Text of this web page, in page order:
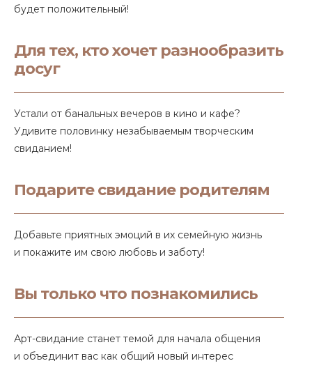
будет положительный!
Для тех, кто хочет разнообразить
досуг
Устали от банальных вечеров в кино и кафе?
Удивите половинку незабываемым творческим
свиданием!
Подарите свидание родителям
Добавьте приятных эмоций в их семейную жизнь
и покажите им свою любовь и заботу!
Вы только что познакомились
Арт-свидание станет темой для начала общения
и объединит вас как общий новый интерес